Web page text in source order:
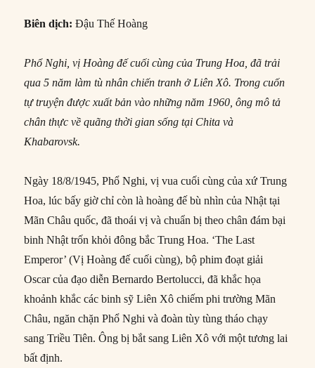
Biên dịch: Đậu Thế Hoàng
Phổ Nghi, vị Hoàng đế cuối cùng của Trung Hoa, đã trải
qua 5 năm làm tù nhân chiến tranh ở Liên Xô. Trong cuốn
tự truyện được xuất bản vào những năm 1960, ông mô tả
chân thực về quãng thời gian sống tại Chita và
Khabarovsk.
Ngày 18/8/1945, Phổ Nghi, vị vua cuối cùng của xứ Trung
Hoa, lúc bấy giờ chỉ còn là hoàng đế bù nhìn của Nhật tại
Mãn Châu quốc, đã thoái vị và chuẩn bị theo chân đám bại
binh Nhật trốn khỏi đông bắc Trung Hoa. ‘The Last
Emperor’ (Vị Hoàng đế cuối cùng), bộ phim đoạt giải
Oscar của đạo diễn Bernardo Bertolucci, đã khắc họa
khoảnh khắc các binh sỹ Liên Xô chiếm phi trường Mãn
Châu, ngăn chặn Phổ Nghi và đoàn tùy tùng tháo chạy
sang Triều Tiên. Ông bị bắt sang Liên Xô với một tương lai
bất định.